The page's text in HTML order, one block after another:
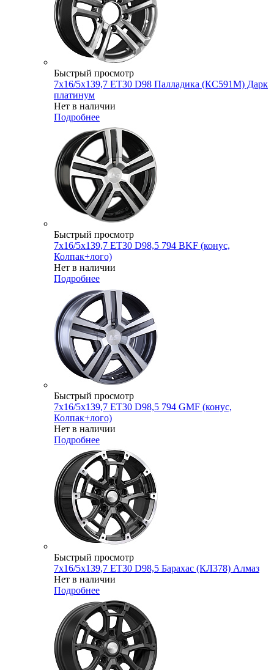
Быстрый просмотр
7x16/5x139,7 ET30 D98 Палладика (КС591М) Дарк
платинум
Нет в наличии
Подробнее
Быстрый просмотр
7x16/5x139,7 ET30 D98,5 794 BKF (конус,
Колпак+лого)
Нет в наличии
Подробнее
Быстрый просмотр
7x16/5x139,7 ET30 D98,5 794 GMF (конус,
Колпак+лого)
Нет в наличии
Подробнее
Быстрый просмотр
7x16/5x139,7 ET30 D98,5 Барахас (КЛ378) Алмаз
Нет в наличии
Подробнее